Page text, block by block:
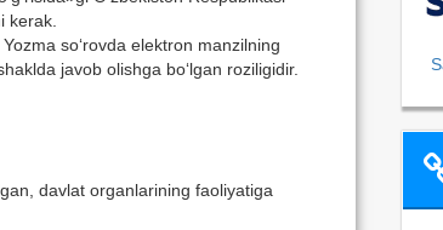
kerak.
sо‘rovda elektron manzilning
javob olishga bо‘lgan roziligidir.
davlat organlarining faoliyatiga